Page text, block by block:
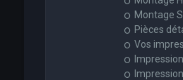
Montage
Pièces
Vos